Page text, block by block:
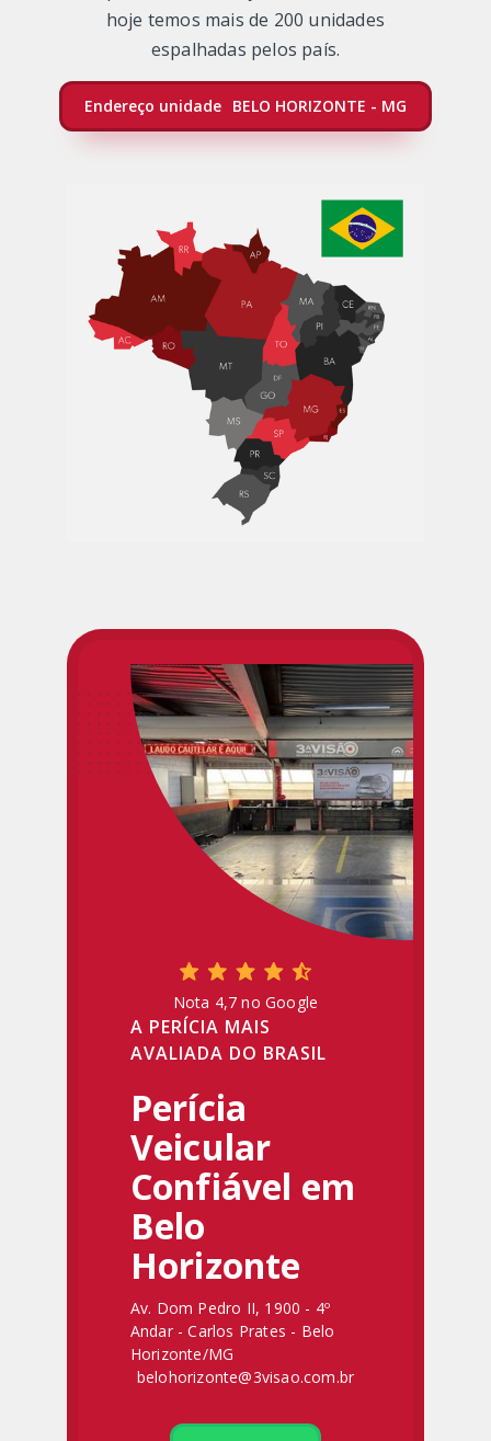
hoje temos mais de 200 unidades
espalhadas pelos país.
Endereço unidade BELO HORIZONTE - MG
Nota 4,7 no Google
A PERÍCIA MAIS
AVALIADA DO BRASIL
Perícia
Veicular
Confiável em
Belo
Horizonte
Av. Dom Pedro II, 1900 - 4º
Andar - Carlos Prates - Belo
Horizonte/MG
belohorizonte@3visao.com.br